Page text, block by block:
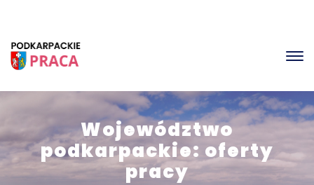
Województwo
podkarpackie: oferty
pracy